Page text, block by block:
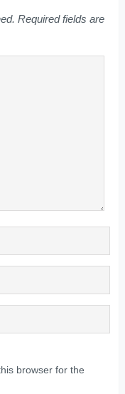
Required fields are
browser for the